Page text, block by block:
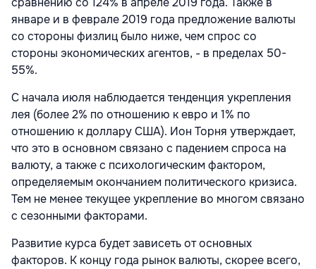
январе и в феврале 2019 года предложение валюты
со стороны физлиц было ниже, чем спрос со
стороны экономических агентов, - в пределах 50-
55%.
С начала июля наблюдается тенденция укрепления
лея (более 2% по отношению к евро и 1% по
отношению к доллару США). Ион Торня утверждает,
что это в основном связано с падением спроса на
валюту, а также с психологическим фактором,
определяемым окончанием политического кризиса.
Тем не менее текущее укрепление во многом связано
с сезонными факторами.
Развитие курса будет зависеть от основных
факторов. К концу года рынок валюты, скорее всего,